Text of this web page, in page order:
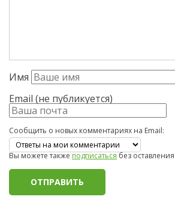
Имя
Email (не публикуется)
Сообщить о новых комментариях на Email:
Вы можете такжеподписатьсябез